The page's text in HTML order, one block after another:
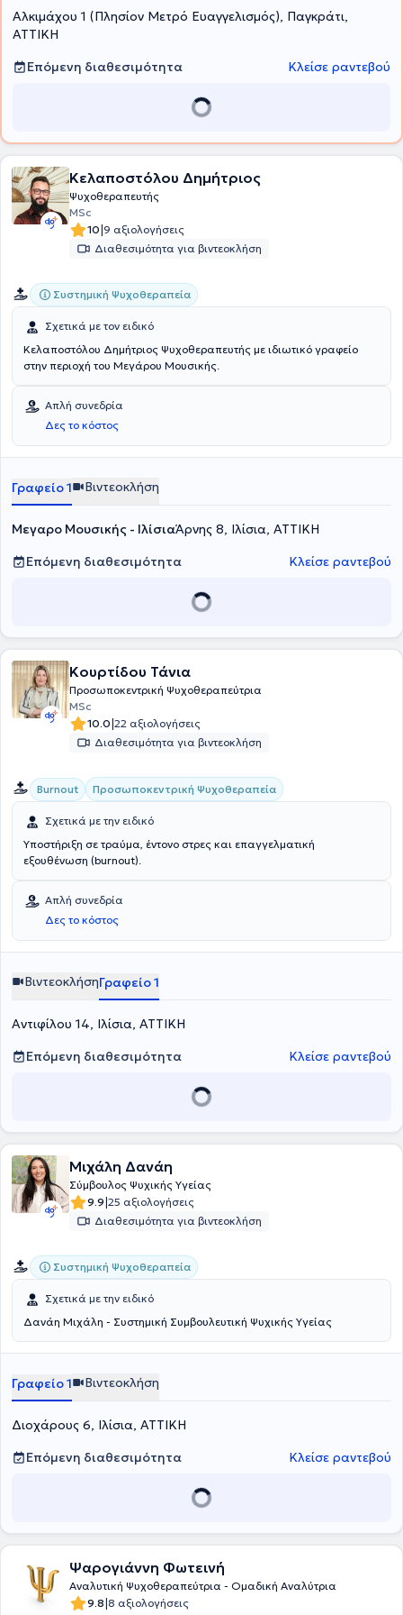
Αλληλεγγύης του Δήμου Βριλησσίων και στον Σύλλογο Γονεϊκής
Ισότητας για το Παιδί.Τέλος, στα πλαίσια της συνεχούς
προγραμμάτων, ημερίδων και σεμιναρίων και είναι μέλος της
Association for Behavioural and Cognitive Therapies.
Αλκιμάχου 1 (Πλησίον Μετρό Ευαγγελισμός), Παγκράτι,
ΑΤΤΙΚΗ
Επόμενη διαθεσιμότητα
Κλείσε ραντεβού
Κελαποστόλου Δημήτριος
Ψυχοθεραπευτής
MSc
10|9 αξιολογήσεις
Διαθεσιμότητα για βιντεοκλήση
Συστημική Ψυχοθεραπεία
Σχετικά με τον ειδικό
Κελαποστόλου Δημήτριος Ψυχοθεραπευτής με ιδιωτικό γραφείο
στην περιοχή του Μεγάρου Μουσικής.
Απλή συνεδρία
Δες το κόστος
Γραφείο 1 Βιντεοκλήση
Μεγαρο Μουσικής - ΙλίσιαΆρνης 8, Ιλίσια, ΑΤΤΙΚΗ
Επόμενη διαθεσιμότητα
Κλείσε ραντεβού
Κουρτίδου Τάνια
Προσωποκεντρική Ψυχοθεραπεύτρια
MSc
10.0|22 αξιολογήσεις
Διαθεσιμότητα για βιντεοκλήση
Burnout Προσωποκεντρική Ψυχοθεραπεία
Σχετικά με την ειδικό
Υποστήριξη σε τραύμα, έντονο στρες και επαγγελματική
εξουθένωση (burnout).
Απλή συνεδρία
Δες το κόστος
ΒιντεοκλήσηΓραφείο 1
Αντιφίλου 14, Ιλίσια, ΑΤΤΙΚΗ
Επόμενη διαθεσιμότητα
Κλείσε ραντεβού
Μιχάλη Δανάη
Σύμβουλος Ψυχικής Υγείας
9.9|25 αξιολογήσεις
Διαθεσιμότητα για βιντεοκλήση
Συστημική Ψυχοθεραπεία
Σχετικά με την ειδικό
Δανάη Μιχάλη - Συστημική Συμβουλευτική Ψυχικής Υγείας
Γραφείο 1 Βιντεοκλήση
Διοχάρους 6, Ιλίσια, ΑΤΤΙΚΗ
Επόμενη διαθεσιμότητα
Κλείσε ραντεβού
Ψαρογιάννη Φωτεινή
Αναλυτική Ψυχοθεραπεύτρια - Ομαδική Αναλύτρια
9.8|8 αξιολογήσεις